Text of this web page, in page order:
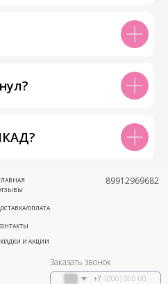
ОПЛАТА
И АКЦИИ
89912969682
Заказать звонок
+7